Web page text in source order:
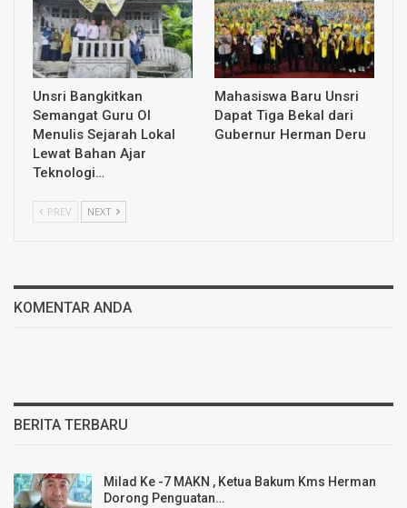
Unsri Bangkitkan
Semangat Guru OI
Menulis Sejarah Lokal
Lewat Bahan Ajar
Teknologi…
Mahasiswa Baru Unsri
Dapat Tiga Bekal dari
Gubernur Herman Deru
PREV NEXT
KOMENTAR ANDA
BERITA TERBARU
Milad Ke -7 MAKN , Ketua Bakum Kms Herman
Dorong Penguatan…